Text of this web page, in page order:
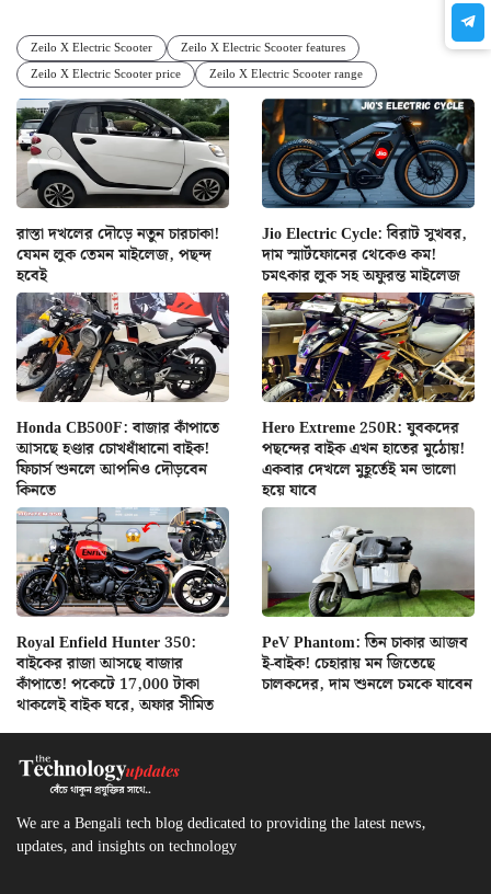
Zeilo X Electric Scooter
Zeilo X Electric Scooter features
Zeilo X Electric Scooter price
Zeilo X Electric Scooter range
রাস্তা দখলের দৌড়ে নতুন চারচাকা!
যেমন লুক তেমন মাইলেজ, পছন্দ
হবেই
Jio Electric Cycle: বিরাট সুখবর,
দাম স্মার্টফোনের থেকেও কম!
চমৎকার লুক সহ অফুরন্ত মাইলেজ
Honda CB500F: বাজার কাঁপাতে
আসছে হণ্ডার চোখধাঁধানো বাইক!
ফিচার্স শুনলে আপনিও দৌড়বেন
কিনতে
Hero Extreme 250R: যুবকদের
পছন্দের বাইক এখন হাতের মুঠোয়!
একবার দেখলে মুহূর্তেই মন ভালো
হয়ে যাবে
Royal Enfield Hunter 350:
বাইকের রাজা আসছে বাজার
কাঁপাতে! পকেটে 17,000 টাকা
থাকলেই বাইক ঘরে, অফার সীমিত
PeV Phantom: তিন চাকার আজব
ই-বাইক! চেহারায় মন জিতেছে
চালকদের, দাম শুনলে চমকে যাবেন
We are a Bengali tech blog dedicated to providing the latest news,
updates, and insights on technology